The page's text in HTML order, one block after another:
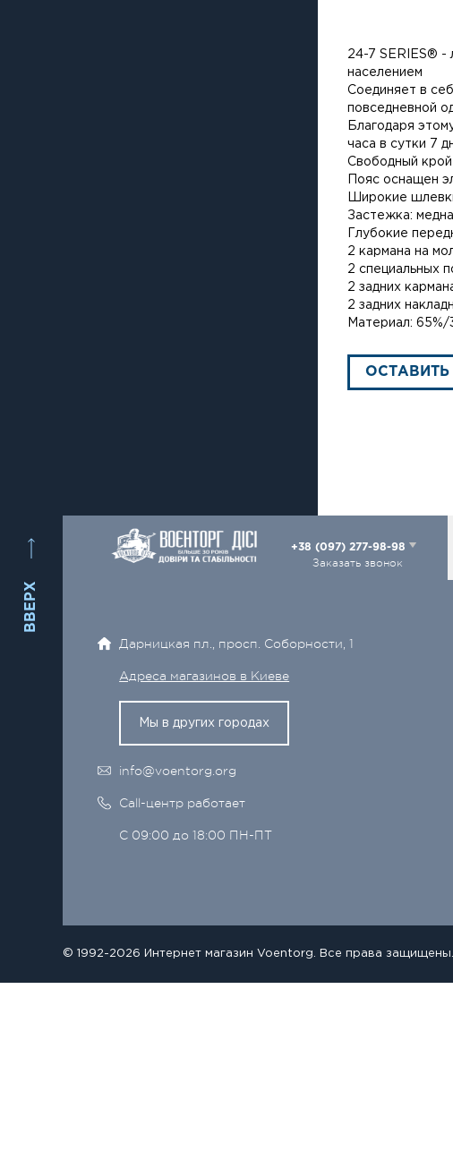
24-7 SERIES® -
населением
Соединяет в
повседневной
Благодаря
часа в сутки 7
Свободный крой
Пояс оснащен
Широкие
Застежка:
Глубокие
2 кармана на
2 специальных
2 задних
2 задних
Материал:
ВВЕРХ
+38 (097) 277-98-98
Заказать звонок
Дарницкая пл., просп. Соборности, 1
Адреса магазинов в Киеве
Мы в других городах
info@voentorg.org
Call-центр работает
С 09:00 до 18:00 ПН-ПТ
© 1992-2026 Интернет магазин Voentorg. Все права защищены.